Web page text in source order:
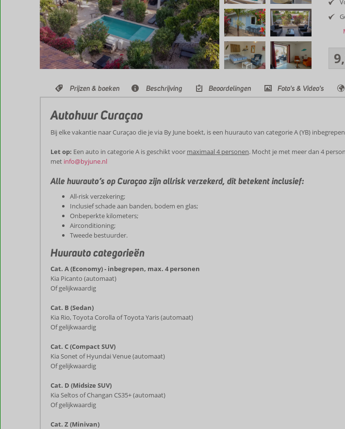
Prijzen & boeken Beschrijving Beoordelingen Foto's & Video's
Autohuur Curaçao
Bij elke vakantie naar Curaçao die je via By June boekt, is een huurauto van categorie A (YB)
Let op: Een auto in categorie A is geschikt voor maximaal 4 personen. Mocht je met meer dan 4
met info@byjune.nl
Alle huurauto’s op Curaçao zijn allrisk verzekerd, dit betekent inclusief:
All-risk verzekering;
Inclusief schade aan banden, bodem en glas;
Onbeperkte kilometers;
Airconditioning;
Tweede bestuurder.
Huurauto categorieën
Cat. A (Economy) - inbegrepen, max. 4 personen
Kia Picanto (automaat)
Of gelijkwaardig
Cat. B (Sedan)
Kia Rio, Toyota Corolla of Toyota Yaris (automaat)
Of gelijkwaardig
Cat. C (Compact SUV)
Kia Sonet of Hyundai Venue (automaat)
Of gelijkwaardig
Cat. D (Midsize SUV)
Kia Seltos of Changan CS35+ (automaat)
Of gelijkwaardig
Cat. Z (Minivan)